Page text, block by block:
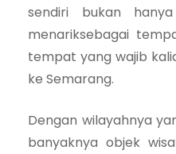
sendiri bukan
menariksebagai
tempat yang wajib
ke Semarang.
Dengan wilayahnya
banyaknya objek